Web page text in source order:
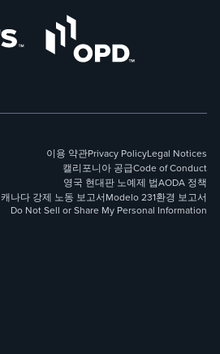
이용 약관Privacy PolicyLegal Notices
캘리포니아 공급Code of Conduct
영국 현대판 노예제 법AODA 정책
캐나다 강제 노동 보고서Modelo 231환경 보고서
Do Not Sell or Share My Personal Information